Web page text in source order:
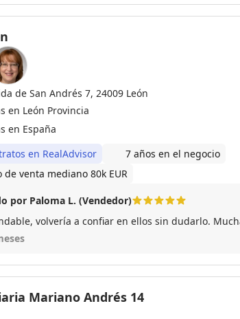
de San Andrés 7, 24009 León
en León Provincia
en España
en RealAdvisor
7 años en el negocio
de venta mediano 80k EUR
por Paloma L. (Vendedor)
volvería a confiar en ellos sin dudarlo.
Mariano Andrés 14